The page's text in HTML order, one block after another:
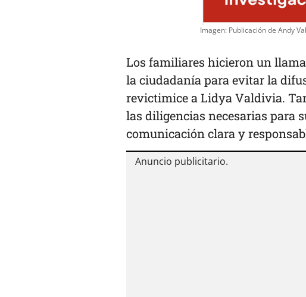
Imagen: Publicación de Andy
Los familiares hicieron un
la ciudadanía para evitar la
revictimice a Lidya Valdivia.
las diligencias necesarias para
comunicación clara y